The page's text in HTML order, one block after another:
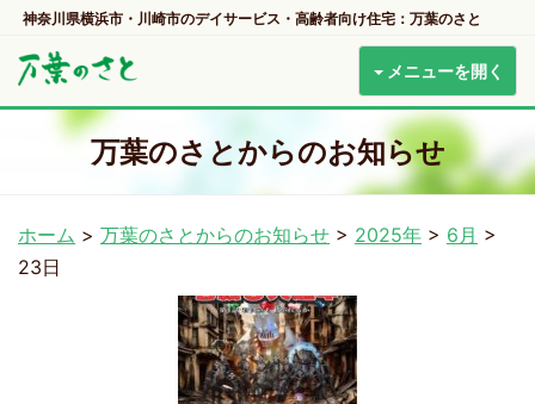
神奈川県横浜市・川崎市のデイサービス・高齢者向け住宅：万葉のさと
メニューを開く
万葉のさとからのお知らせ
ホーム > 万葉のさとからのお知らせ > 2025年 > 6月 >
23日